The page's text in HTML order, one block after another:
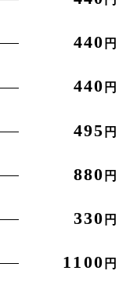
440 円
440 円
495 円
880 円
330 円
1100 円